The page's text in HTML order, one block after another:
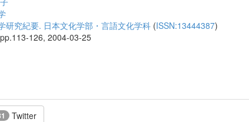
研究紀要. 日本文化学部・言語文化学科 (ISSN:13444387)
126, 2004-03-25
Twitter